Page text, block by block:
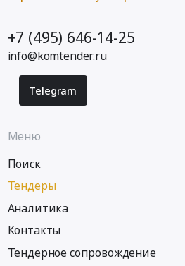
+7 (495) 646-14-25
info@komtender.ru
Telegram
Меню
Поиск
Тендеры
Аналитика
Контакты
Тендерное сопровождение